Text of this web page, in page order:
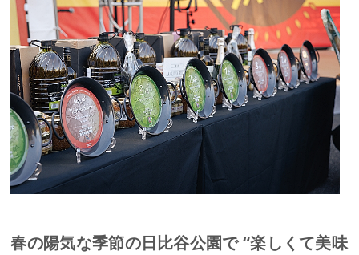
春の陽気な季節の日比谷公園で “楽しくて美味